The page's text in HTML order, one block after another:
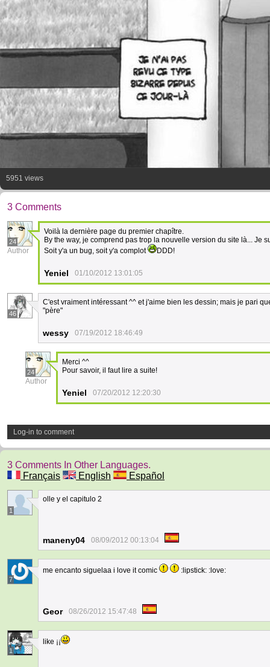
5951 views
3 Comments
24
Author
Voilà la dernière page du premier chapître.
By the way, je comprend pas trop la nouvelle version du site là... Je
Soit y'a un bug, soit y'a complot
DDD!
Yeniel 01/10/2012 13:01:05
46
C'est vraiment intéressant ^^ et j'aime bien les dessin; mais je pari
"père"
wessy 07/19/2012 18:46:49
24
Author
Merci ^^
Pour savoir, il faut lire a suite!
Yeniel 07/20/2012 12:20:30
Log-in to comment
3 Comments In Other Languages.
Français
English Español
1
olle y el capitulo 2
maneny04 08/09/2012 00:13:04
7
me encanto siguelaa i love it comic :lipstick: :love:
Geor 08/26/2012 15:47:48
1
like ¡¡